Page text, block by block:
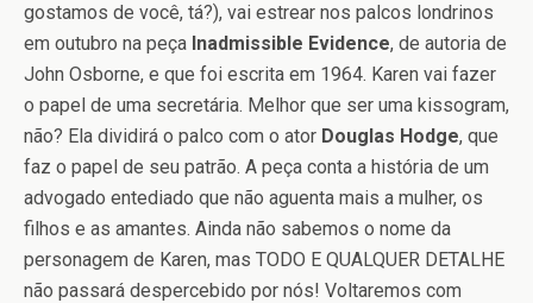
gostamos de você, tá?), vai estrear nos palcos londrinos
em outubro na peça Inadmissible Evidence, de autoria de
John Osborne, e que foi escrita em 1964. Karen vai fazer
o papel de uma secretária. Melhor que ser uma kissogram,
não? Ela dividirá o palco com o ator Douglas Hodge, que
faz o papel de seu patrão. A peça conta a história de um
advogado entediado que não aguenta mais a mulher, os
filhos e as amantes. Ainda não sabemos o nome da
personagem de Karen, mas TODO E QUALQUER DETALHE
não passará despercebido por nós! Voltaremos com